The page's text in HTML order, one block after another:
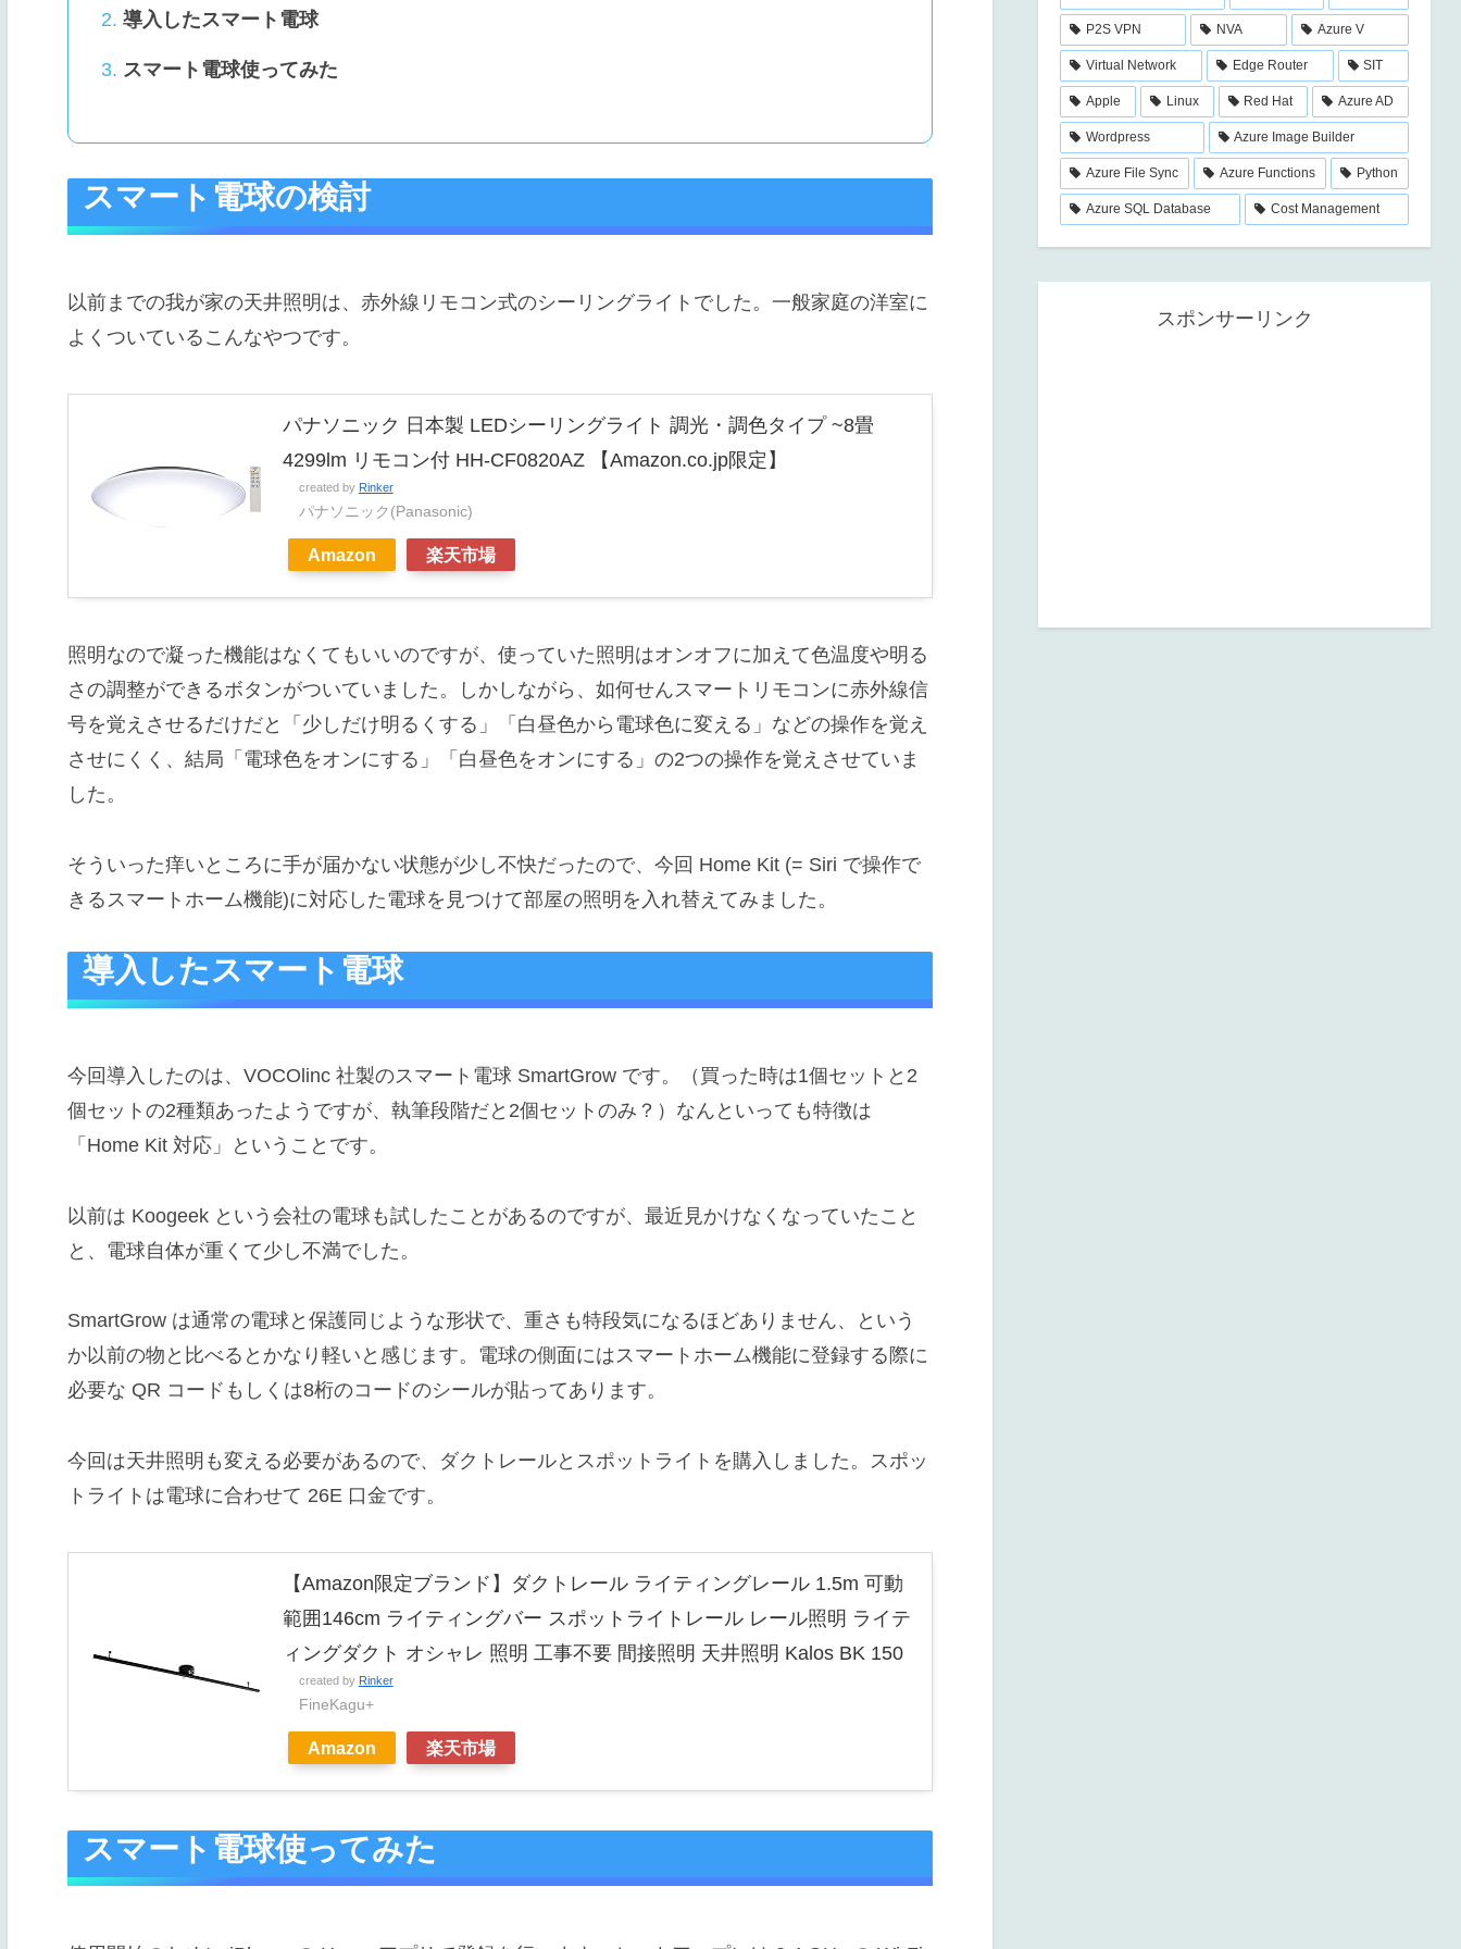
導入したスマート電球
スマート電球使ってみた
スマート電球の検討
以前までの我が家の天井照明は、赤外線リモコン式のシーリングライトでした。一般家庭の洋室に
よくついているこんなやつです。
パナソニック 日本製 LEDシーリングライト 調光・調色タイプ ~8畳
4299lm リモコン付 HH-CF0820AZ 【Amazon.co.jp限定】
created by Rinker
パナソニック(Panasonic)
Amazon 楽天市場
照明なので凝った機能はなくてもいいのですが、使っていた照明はオンオフに加えて色温度や明る
さの調整ができるボタンがついていました。しかしながら、如何せんスマートリモコンに赤外線信
号を覚えさせるだけだと「少しだけ明るくする」「白昼色から電球色に変える」などの操作を覚え
させにくく、結局「電球色をオンにする」「白昼色をオンにする」の2つの操作を覚えさせていま
した。
そういった痒いところに手が届かない状態が少し不快だったので、今回 Home Kit (= Siri で操作で
きるスマートホーム機能)に対応した電球を見つけて部屋の照明を入れ替えてみました。
導入したスマート電球
今回導入したのは、VOCOlinc 社製のスマート電球 SmartGrow です。（買った時は1個セットと2
個セットの2種類あったようですが、執筆段階だと2個セットのみ？）なんといっても特徴は
「Home Kit 対応」ということです。
以前は Koogeek という会社の電球も試したことがあるのですが、最近見かけなくなっていたこと
と、電球自体が重くて少し不満でした。
SmartGrow は通常の電球と保護同じような形状で、重さも特段気になるほどありません、という
か以前の物と比べるとかなり軽いと感じます。電球の側面にはスマートホーム機能に登録する際に
必要な QR コードもしくは8桁のコードのシールが貼ってあります。
今回は天井照明も変える必要があるので、ダクトレールとスポットライトを購入しました。スポッ
トライトは電球に合わせて 26E 口金です。
【Amazon限定ブランド】ダクトレール ライティングレール 1.5m 可動
範囲146cm ライティングバー スポットライトレール レール照明 ライテ
ィングダクト オシャレ 照明 工事不要 間接照明 天井照明 Kalos BK 150
created by Rinker
FineKagu+
Amazon 楽天市場
スマート電球使ってみた
P2S VPN NVA Azure V
Virtual Network Edge Router SIT
Apple Linux Red Hat Azure AD
Wordpress Azure Image Builder
Azure File Sync Azure Functions Python
Azure SQL Database Cost Management
スポンサーリンク